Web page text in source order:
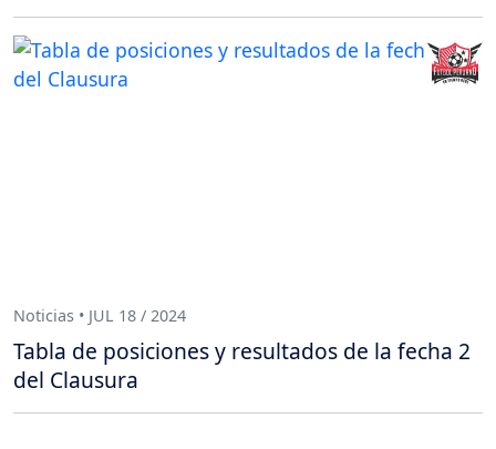
Noticias • JUL 18 / 2024
Tabla de posiciones y resultados de la fecha 2
del Clausura